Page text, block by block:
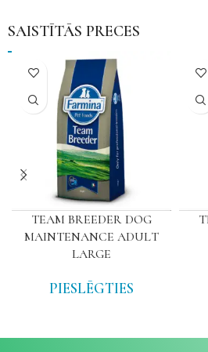
SAISTĪTĀS PRECES
TEAM BREEDER DOG
MAINTENANCE ADULT
LARGE
PIESLĒGTIES